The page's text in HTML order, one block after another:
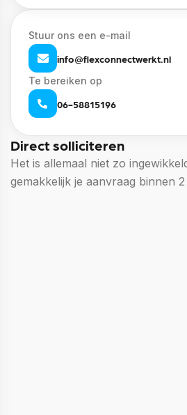
Direct solliciteren
Het is allemaal niet zo
gemakkelijk je aanvraag binnen
Stuur ons een e-mail
info@flexconnectwerkt.nl
Te bereiken op
06-58815196